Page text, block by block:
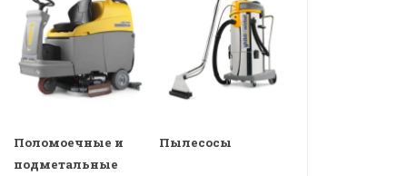
Поломоечные и
подметальные
Пылесосы